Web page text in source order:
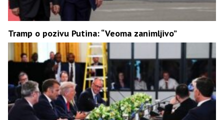
Tramp o pozivu Putina: “Veoma zanimljivo”